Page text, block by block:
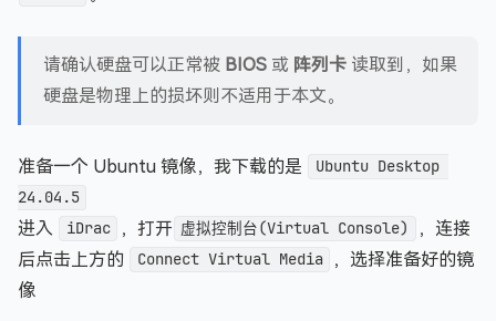
请确认硬盘可以正常被 BIOS 或 阵列卡 读取到，如果
硬盘是物理上的损坏则不适用于本文。
准备一个 Ubuntu 镜像，我下载的是
Ubuntu Desktop
24.04.5
进入 iDrac ，打开 虚拟控制台(Virtual Console)
，连接
后点击上方的
Connect Virtual Media
，选择准备好的镜
像